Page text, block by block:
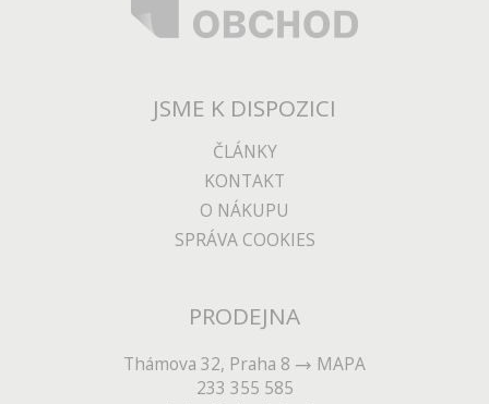
JSME K DISPOZICI
ČLÁNKY
KONTAKT
O NÁKUPU
SPRÁVA COOKIES
PRODEJNA
Thámova 32, Praha 8
MAPA
233 355 585